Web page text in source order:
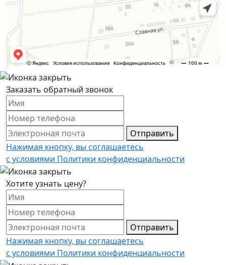
Заказать обратный звонок
Отправить
Нажимая кнопку, вы соглашаетесь
с условиями Политики конфиденциальности
Хотите узнать цену?
Отправить
Нажимая кнопку, вы соглашаетесь
с условиями Политики конфиденциальности